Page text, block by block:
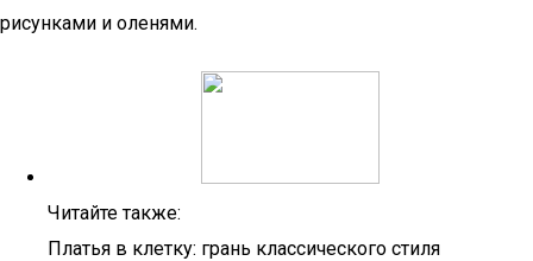
рисунками и оленями.
Читайте также:
Платья в клетку: грань классического стиля